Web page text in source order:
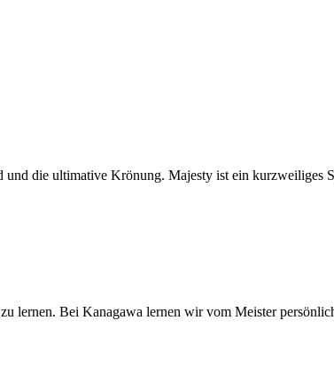
die ultimative Krönung. Majesty ist ein kurzweiliges
lernen. Bei Kanagawa lernen wir vom Meister